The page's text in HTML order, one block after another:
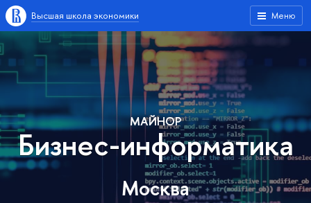
Меню
Высшая школа экономики
МАЙНОР
Бизнес-информатика
Москва